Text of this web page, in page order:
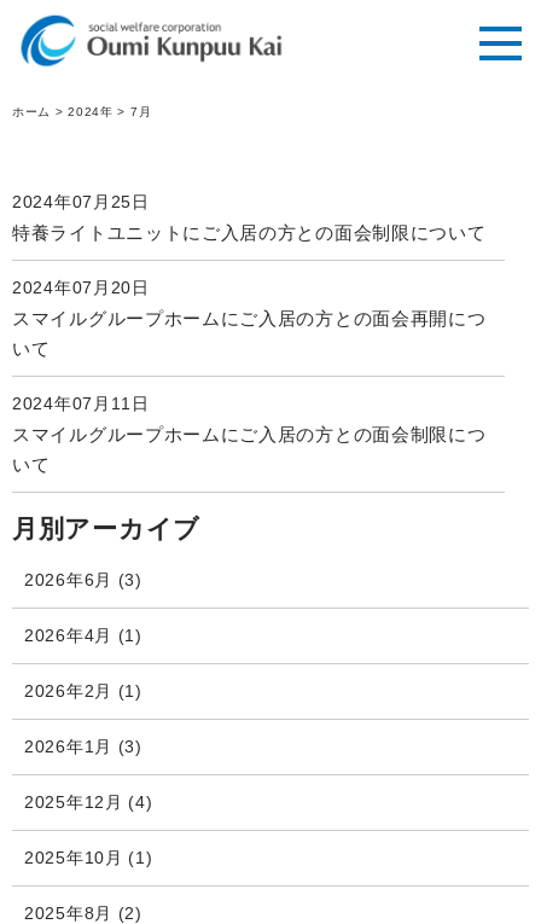
ホーム >2024年 > 7月
2024年07月25日
特養ライトユニットにご入居の方との面会制限について
2024年07月20日
スマイルグループホームにご入居の方との面会再開につ
いて
2024年07月11日
スマイルグループホームにご入居の方との面会制限につ
いて
月別アーカイブ
2026年6月 (3)
2026年4月 (1)
2026年2月 (1)
2026年1月 (3)
2025年12月 (4)
2025年10月 (1)
2025年8月 (2)